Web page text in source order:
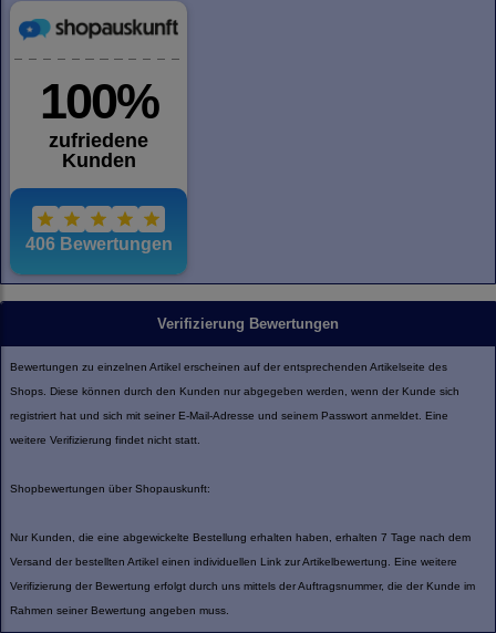
Verifizierung Bewertungen
Bewertungen zu einzelnen Artikel erscheinen auf der entsprechenden Artikelseite des
Shops. Diese können durch den Kunden nur abgegeben werden, wenn der Kunde sich
registriert hat und sich mit seiner E-Mail-Adresse und seinem Passwort anmeldet. Eine
weitere Verifizierung findet nicht statt.
Shopbewertungen über Shopauskunft:
Nur Kunden, die eine abgewickelte Bestellung erhalten haben, erhalten 7 Tage nach dem
Versand der bestellten Artikel einen individuellen Link zur Artikelbewertung. Eine weitere
Verifizierung der Bewertung erfolgt durch uns mittels der Auftragsnummer, die der Kunde im
Rahmen seiner Bewertung angeben muss.